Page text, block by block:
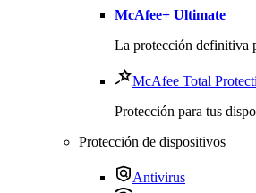
McAfee+ Ultimate
La protección definitiva
McAfee Total
Protección para tus
Protección de dispositivos
Antivirus